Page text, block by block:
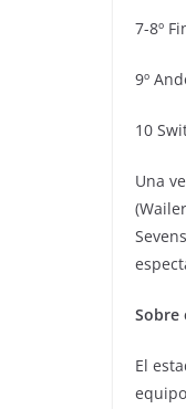
7-8º
9º
10
Una
Sobre
El